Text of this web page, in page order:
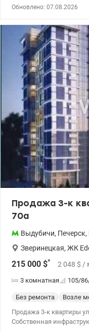
потолков – 2.7м. •
двор; • Аккумуляторы
Монолитно-каркасный;
минеральная вата.
все черновые работы.
двери –
замены. Установлен
профиль REHAU, 2-х
Выполнена стяжка
стяжкой разведено
радиаторы с
территория ЖК
домашних любимцев,
спортивные площадки.
укрытие! 044 200 10 80
Обновлено: 07.08.2026
Продажа 3-к
70а
Выдубичи, Печерск,
Зверинецкая, ЖК
215 000 $* 2 048 $ /
3 комнатная 105/
Без ремонта Возле
Продажа 3-к квартиры ул.
Собственная